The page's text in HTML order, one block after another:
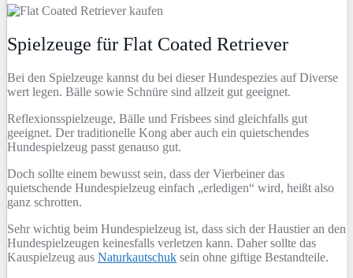
Spielzeuge für Flat Coated Retriever
Bei den Spielzeuge kannst du bei dieser Hundespezies auf Diverse
wert legen. Bälle sowie Schnüre sind allzeit gut geeignet.
Reflexionsspielzeuge, Bälle und Frisbees sind gleichfalls gut
geeignet. Der traditionelle Kong aber auch ein quietschendes
Hundespielzeug passt genauso gut.
Doch sollte einem bewusst sein, dass der Vierbeiner das
quietschende Hundespielzeug einfach „erledigen“ wird, heißt also
ganz schrotten.
Sehr wichtig beim Hundespielzeug ist, dass sich der Haustier an den
Hundespielzeugen keinesfalls verletzen kann. Daher sollte das
Kauspielzeug aus Naturkautschuk sein ohne giftige Bestandteile.